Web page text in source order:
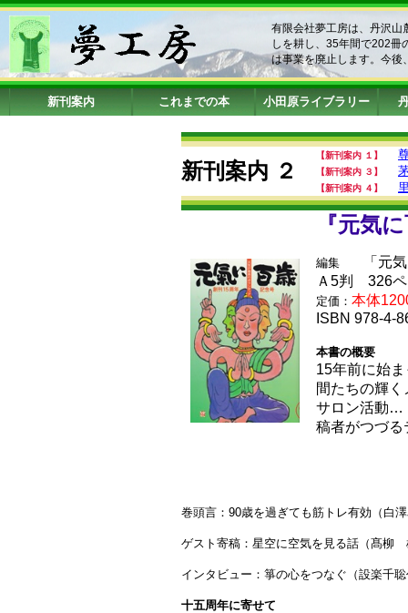
有限会社夢工房は、丹沢山
しを耕し、35年間で202冊
は事業を廃止します。今後
新刊案内 これまでの本 小田原ライブラリー
新刊案内 ２
【新刊案内 １ 】
【新刊案内 ３】
【新刊案内 ４】
『元気
編集
「元
Ａ5判 326ペ
定価： 本体
ISBN 978-4-
本書の概要
15年前に始
間たちの輝
サロン活動…
稿者がつづる
巻頭言：90歳を過ぎても筋トレ有効（白
ゲスト寄稿：星空に空気を見る話（髙柳
インタビュー：箏の心をつなぐ（設楽千
十五周年に寄せて